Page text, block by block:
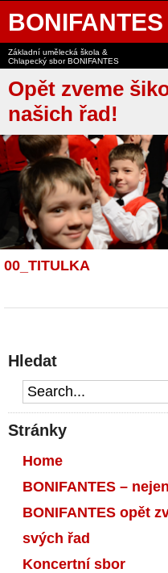
BONIFANTES
Základní umělecká škola &
Chlapecký sbor BONIFANTES
Opět zveme
našich řad!
00_TITULKA
Hledat
Stránky
Home
BONIFANTES –
BONIFANTES opět
svých řad
Koncertní sbor